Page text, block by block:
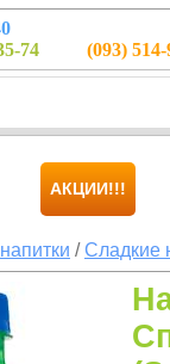
74 (093)
АКЦИИ!!!
/Сладкие